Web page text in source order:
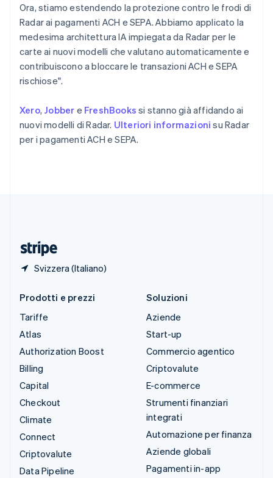
Stripe Sessions 2026
Scopri come Stripe sta costruendo l'infrastruttura
Guarda ora
Ora, stiamo estendendo la protezione contro le frodi di
Radar ai pagamenti ACH e SEPA. Abbiamo applicato la
medesima architettura IA impiegata da Radar per le
carte ai nuovi modelli che valutano automaticamente e
contribuiscono a bloccare le transazioni ACH e SEPA
rischiose".
Xero, Jobber e FreshBooks si stanno già affidando ai
nuovi modelli di Radar. Ulteriori informazioni su Radar
per i pagamenti ACH e SEPA.
Svizzera (Italiano)
Romania
English
Singapore
English简体中文
Slovacchia
English
Slovenia
Spagna
EspañolEnglish
Stati Uniti
EnglishEspañol简体中文
Prodotti e prezzi
Tariffe
Atlas
Authorization Boost
Billing
Capital
Checkout
Climate
Connect
Criptovalute
Data Pipeline
Soluzioni
Aziende
Start-up
Commercio agentico
Criptovalute
E-commerce
Strumenti finanziari
integrati
Automazione per finanza
Aziende globali
Pagamenti in-app